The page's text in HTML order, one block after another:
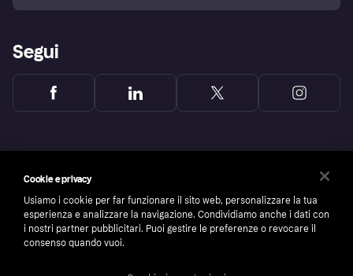
Segui
Cookie e privacy
Usiamo i cookie per far funzionare il sito web, personalizzare la tua
esperienza e analizzare la navigazione. Condividiamo anche i dati con
i nostri partner pubblicitari. Puoi gestire le preferenze o revocare il
consenso quando vuoi.